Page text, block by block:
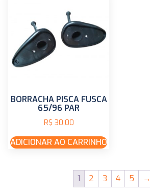
BORRACHA PISCA FUSCA
65/96 PAR
R$ 30,00
ADICIONAR AO CARRINHO
1 2 3 4 5 →